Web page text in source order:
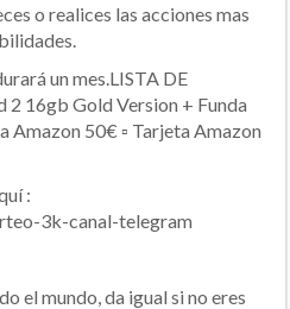
o realices las acciones mas
un mes.LISTA DE
2 16gb Gold Version + Funda
Amazon 50€ ▫️ Tarjeta Amazon
:
3k-canal-telegram
el mundo, da igual si no eres